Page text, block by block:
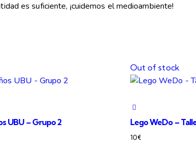
es suficiente, ¡cuidemos el medioambiente!
UBU – Grupo 2
Out of stock
Lego WeDo –
10€